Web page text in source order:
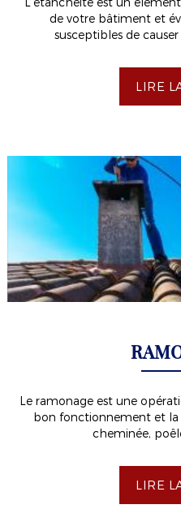
de votre bâtiment et
susceptibles de
LIRE
Le ramonage est une
bon fonctionnement et la
cheminée,
LIRE